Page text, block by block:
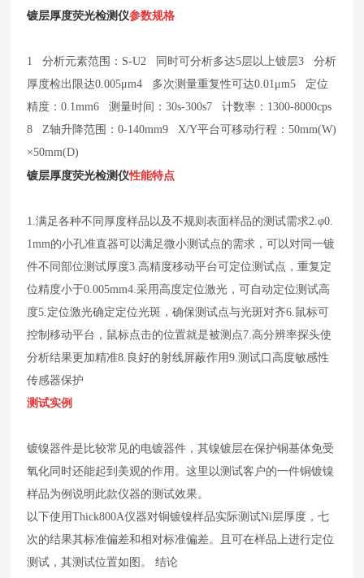
镀层厚度荧光检测仪参数规格
1 分析元素范围：S-U2 同时可分析多达5层以上镀层3 分析
厚度检出限达0.005μm4 多次测量重复性可达0.01μm5 定位
精度：0.1mm6 测量时间：30s-300s7 计数率：1300-8000cps
8 Z轴升降范围：0-140mm9 X/Y平台可移动行程：50mm(W)
×50mm(D)
镀层厚度荧光检测仪性能特点
1.满足各种不同厚度样品以及不规则表面样品的测试需求2.φ0.
1mm的小孔准直器可以满足微小测试点的需求，可以对同一镀
件不同部位测试厚度3.高精度移动平台可定位测试点，重复定
位精度小于0.005mm4.采用高度定位激光，可自动定位测试高
度5.定位激光确定定位光斑，确保测试点与光斑对齐6.鼠标可
控制移动平台，鼠标点击的位置就是被测点7.高分辨率探头使
分析结果更加精准8.良好的射线屏蔽作用9.测试口高度敏感性
传感器保护
测试实例
镀镍器件是比较常见的电镀器件，其镍镀层在保护铜基体免受
氧化同时还能起到美观的作用。这里以测试客户的一件铜镀镍
样品为例说明此款仪器的测试效果。
以下使用Thick800A仪器对铜镀镍样品实际测试Ni层厚度，七
次的结果其标准偏差和相对标准偏差。且可在样品上进行定位
测试，其测试位置如图。
结论